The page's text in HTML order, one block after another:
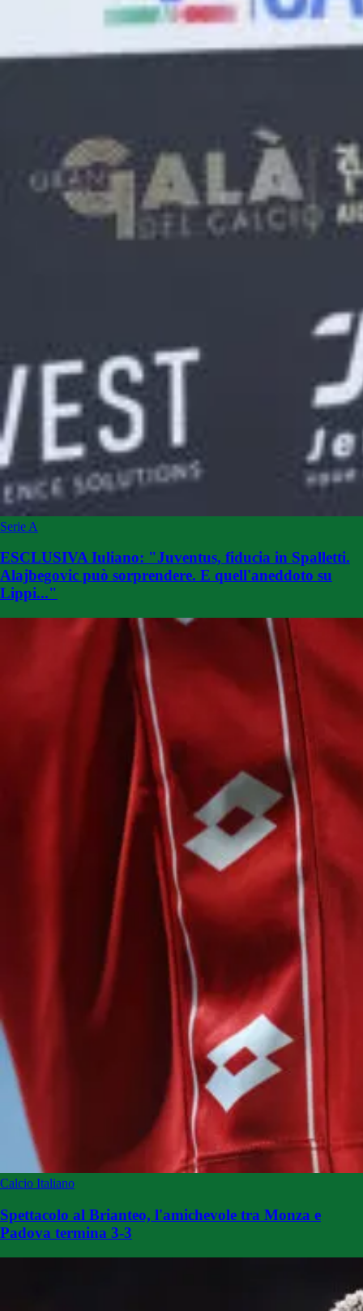
Serie A
ESCLUSIVA Iuliano: "Juventus, fiducia in Spalletti.
Alajbegovic può sorprendere. E quell'aneddoto su
Lippi..."
Calcio Italiano
Spettacolo al Brianteo, l'amichevole tra Monza e
Padova termina 3-3